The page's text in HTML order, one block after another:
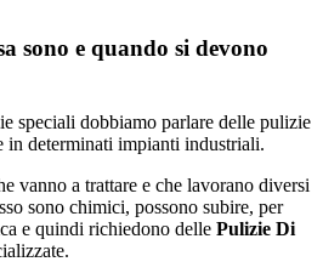
sono e quando si devono
speciali dobbiamo parlare delle pulizie
in determinati impianti industriali.
vanno a trattare e che lavorano diversi
sono chimici, possono subire, per
e quindi richiedono delle Pulizie Di